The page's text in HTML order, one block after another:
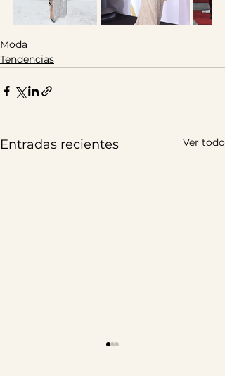
Moda
Tendencias
Entradas recientes Ver todo